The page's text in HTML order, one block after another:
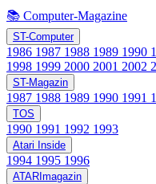
📚 Computer-Magazine
ST-Computer
1986 1987 1988 1989 1990
1998 1999 2000 2001 2002
ST-Magazin
1987 1988 1989 1990 1991
TOS
1990 1991 1992 1993
Atari Inside
1994 1995 1996
ATARImagazin